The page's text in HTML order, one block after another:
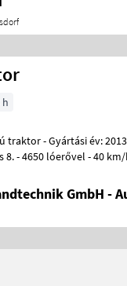
h
8. - 4650 lóerővel - 40
GmbH -